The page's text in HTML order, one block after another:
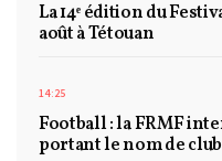
La 14ᵉ édition du
août à Tétouan
14:25
Football : la FRMF
portant le nom de